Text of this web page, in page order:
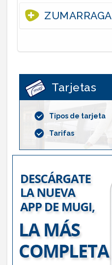
ZUMARRAGA
Tarjetas
Tipos de tarjeta
Tarifas